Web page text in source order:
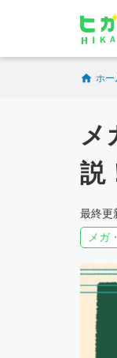
ホー
メ
説
最終更
メガ